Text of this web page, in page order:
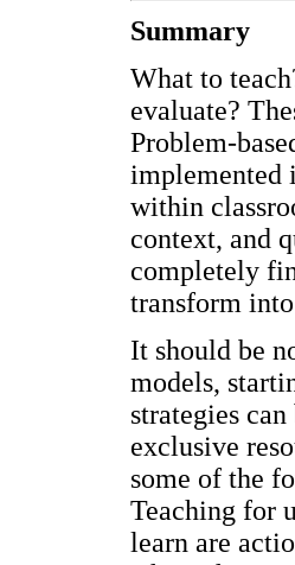
Summary
What to
evaluate?
Problem-
implemented
within
context, and
completely
transform
It should be
models,
strategies
exclusive
some of the
Teaching for
learn are